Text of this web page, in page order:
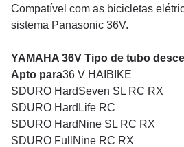
Compatível com as bicicletas
sistema Panasonic 36V.
YAMAHA 36V Tipo de tubo
Apto para36 V HAIBIKE
SDURO HardSeven SL RC RX
SDURO HardLife RC
SDURO HardNine SL RC RX
SDURO FullNine RC RX